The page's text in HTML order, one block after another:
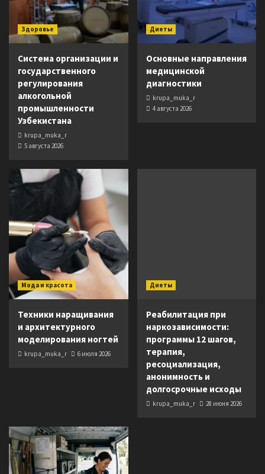
Здоровье
Система организации и
государственного
регулирования
алкогольной
промышленности
Узбекистана
krupa_muka_r
5 августа 2026
Диеты
Основные направления
медицинской
диагностики
krupa_muka_r
4 августа 2026
Мода и красота
Техники наращивания
и архитектурного
моделирования ногтей
krupa_muka_r 6 июля 2026
Диеты
Реабилитация при
наркозависимости:
программы 12 шагов,
терапия,
ресоциализация,
анонимность и
долгосрочные исходы
krupa_muka_r 28 июня 2026